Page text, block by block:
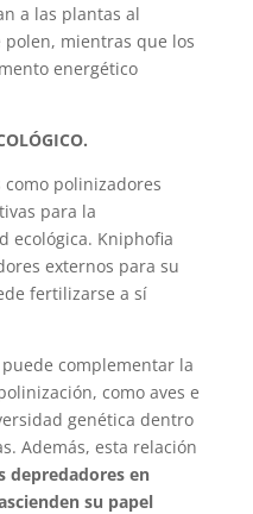
a las plantas al
mientras que los
energético
polinizadores
para la
ecológica. Kniphofia
externos para su
fertilizarse a sí
complementar la
como aves e
genética dentro
Además, esta relación
depredadores en
su papel